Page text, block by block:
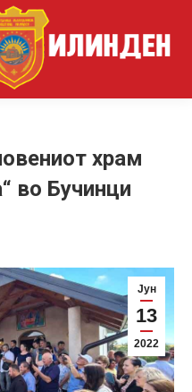
храм
во Бучинци
Јун
13
2022